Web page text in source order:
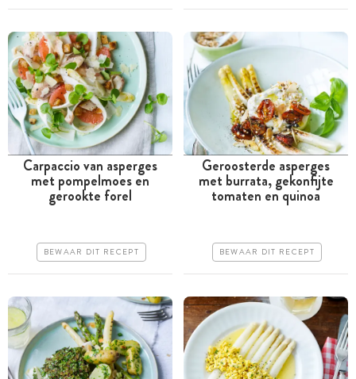
Meer dan 1 uur
Makkelijk
Carpaccio van asperges
met pompelmoes en
gerookte forel
BEWAAR DIT RECEPT
Meer dan 1 uur
Makkelijk
Geroosterde asperges
met burrata, gekonfijte
tomaten en quinoa
BEWAAR DIT RECEPT